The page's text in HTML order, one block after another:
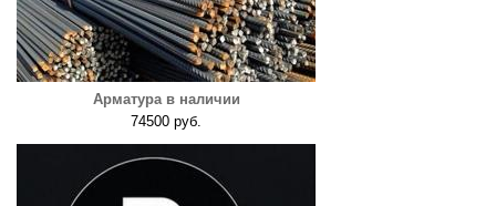
Арматура в наличии
74500 руб.